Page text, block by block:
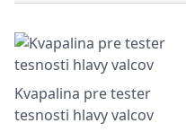
Kvapalina pre tester
tesnosti hlavy valcov